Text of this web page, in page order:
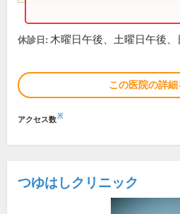
休診日: 木曜日午後、土曜日午後、
この医院の詳細
アクセス数※
つゆはしクリニック